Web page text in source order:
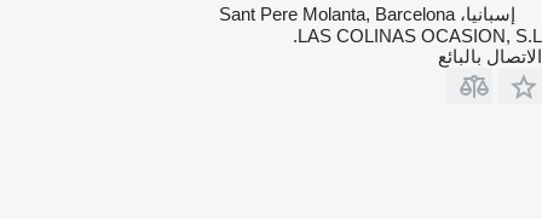
إسبانيا، Sant Pere Molanta, Barcelona
LAS COLINAS OCASION, S.L.
الاتصال بالبائع